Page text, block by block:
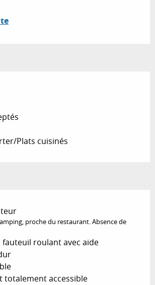
Plats cuisinés
proche du restaurant. Absence de
fauteuil roulant avec aide
totalement accessible